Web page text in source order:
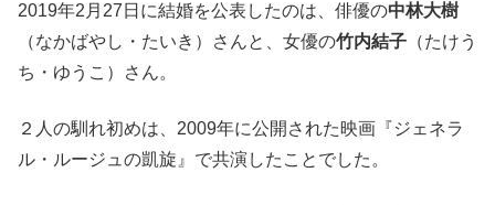
2019年2月27日に結婚を公表したのは、俳優の中林大樹
（なかばやし・たいき）さんと、女優の竹内結子 （たけう
ち・ゆうこ）さん。
２人の馴れ初めは、2009年に公開された映画『ジェネラ
ル・ルージュの凱旋』で共演したことでした。